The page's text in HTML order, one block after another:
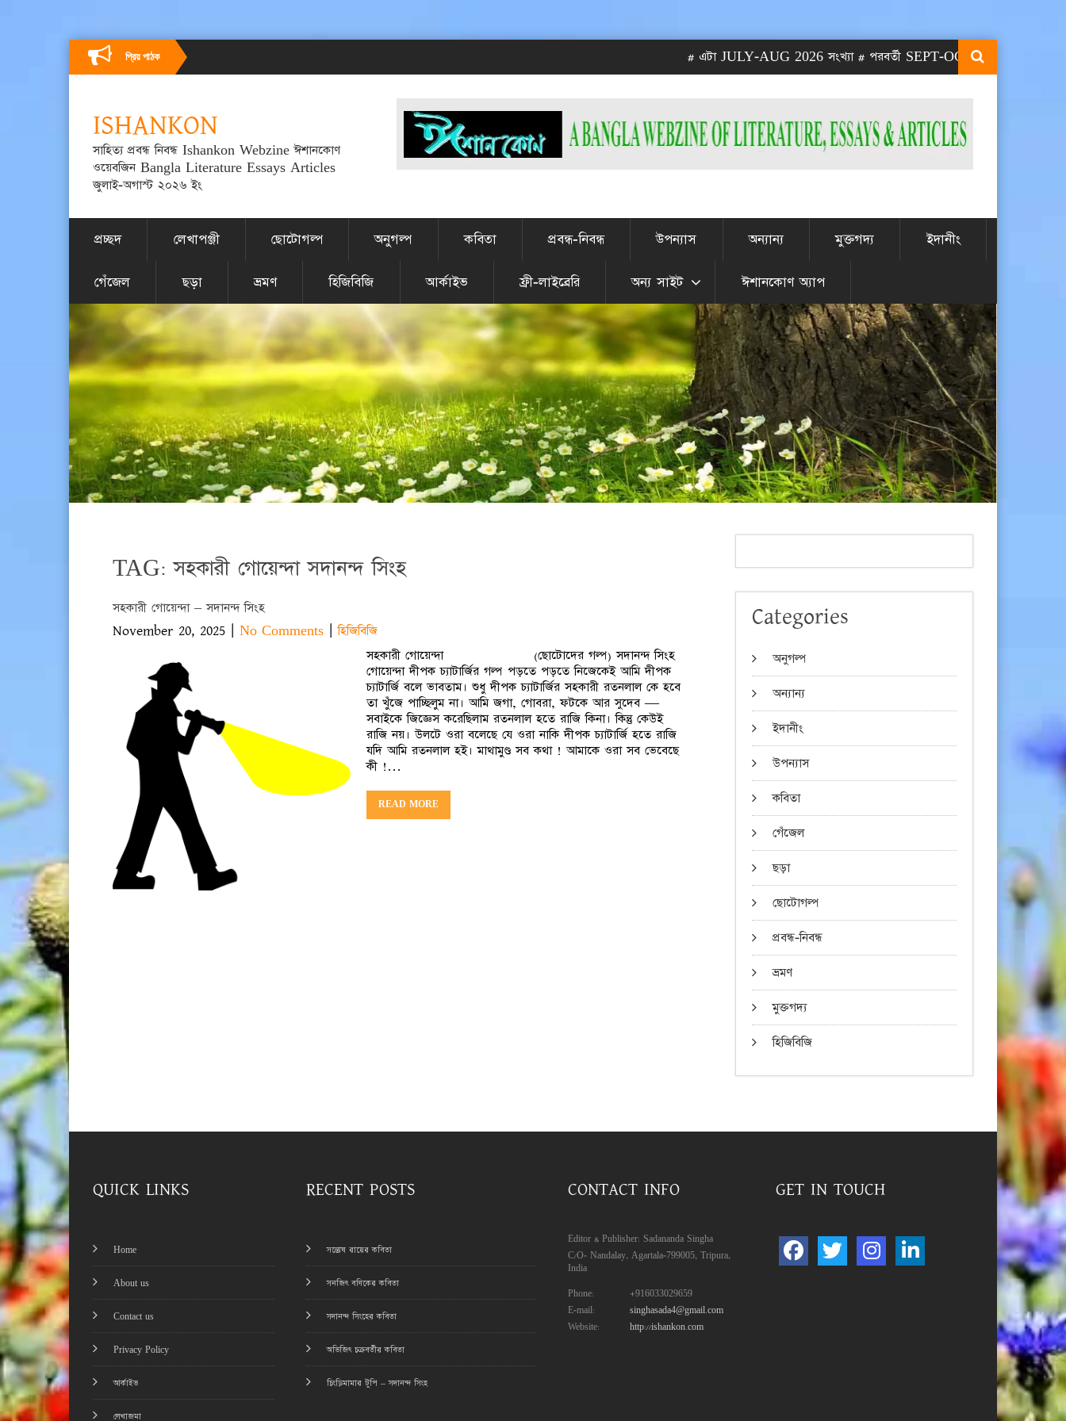
প্রিয় পাঠক # এটা JULY-AUG 2026 সংখ্যা # পরবর্তী SEPT-OCT 2026 সংখ্যা প্রকাশিত
ISHANKON
সাহিত্য প্রবন্ধ নিবন্ধ Ishankon Webzine ঈশানকোণ
ওয়েবজিন Bangla Literature Essays Articles
জুলাই-অগাস্ট ২০২৬ ইং
প্রচ্ছদ লেখাপঞ্জী ছোটোগল্প অনুগল্প কবিতা প্রবন্ধ-নিবন্ধ উপন্যাস অন্যান্য মুক্তগদ্য ইদানীং
গেঁজেল ছড়া ভ্রমণ হিজিবিজি আর্কাইভ ফ্রী-লাইব্রেরি অন্য সাইট ঈশানকোণ অ্যাপ
TAG: সহকারী গোয়েন্দা সদানন্দ সিংহ
সহকারী গোয়েন্দা – সদানন্দ সিংহ
November 20, 2025 | No Comments |হিজিবিজি
সহকারী গোয়েন্দা (ছোটোদের গল্প) সদানন্দ সিংহ
গোয়েন্দা দীপক চ্যাটার্জির গল্প পড়তে পড়তে নিজেকেই আমি দীপক
চ্যাটার্জি বলে ভাবতাম। শুধু দীপক চ্যাটার্জির সহকারী রতনলাল কে হবে
তা খুঁজে পাচ্ছিলুম না। আমি জগা, গোবরা, ফটকে আর সুদেব —
সবাইকে জিজ্ঞেস করেছিলাম রতনলাল হতে রাজি কিনা। কিন্তু কেউই
রাজি নয়। উলটে ওরা বলেছে যে ওরা নাকি দীপক চ্যাটার্জি হতে রাজি
যদি আমি রতনলাল হই। মাথামুণ্ড সব কথা ! আমাকে ওরা সব ভেবেছে
কী !…
READ MORE
Categories
অনুগল্প
অন্যান্য
ইদানীং
উপন্যাস
কবিতা
গেঁজেল
ছড়া
ছোটোগল্প
প্রবন্ধ-নিবন্ধ
ভ্রমণ
মুক্তগদ্য
হিজিবিজি
QUICK LINKS
Home
About us
Contact us
Privacy Policy
আর্কাইভ
লেখাজমা
RECENT POSTS
সন্তোষ রায়ের কবিতা
সনজিৎ বণিকের কবিতা
সদানন্দ সিংহের কবিতা
অভিজিৎ চক্রবর্তীর কবিতা
চিংড়িমামার টুপি – সদানন্দ সিংহ
CONTACT INFO
Editor & Publisher: Sadananda Singha
C/O- Nandalay, Agartala-799005, Tripura,
India
Phone:
+916033029659
E-mail:
singhasada4@gmail.com
Website:
http://ishankon.com
GET IN TOUCH